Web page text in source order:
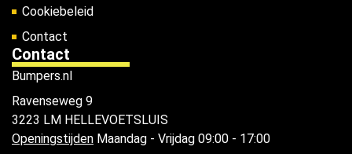
Cookiebeleid
Contact
Contact
Bumpers.nl
Ravenseweg 9
3223 LM HELLEVOETSLUIS
Openingstijden Maandag - Vrijdag 09:00 - 17:00